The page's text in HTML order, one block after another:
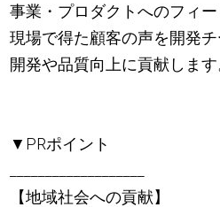
事業・プロダクトへのフィー
現場で得た顧客の声を開発
開発や品質向上に貢献します
▼PRポイント
【地域社会への貢献】